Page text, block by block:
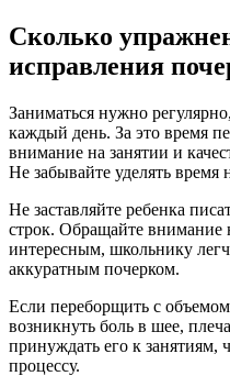
Сколько
исправления
Заниматься нужно
каждый день. За это время
внимание на занятии и
Не забывайте уделять
Не заставляйте ребенка
строк. Обращайте внимание
интересным, школьнику
аккуратным почерком.
Если переборщить с
возникнуть боль в шее,
принуждать его к занятиям,
процессу.